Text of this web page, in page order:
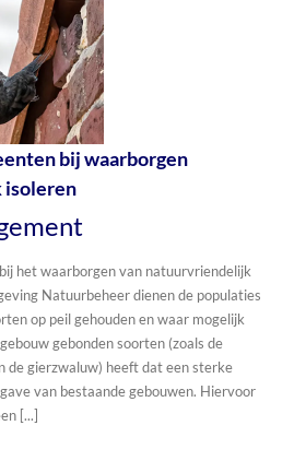
bij waarborgen
het waarborgen van natuurvriendelijk
Natuurbeheer dienen de populaties
op peil gehouden en waar mogelijk
gebonden soorten (zoals de
de gierzwaluw) heeft dat een sterke
van bestaande gebouwen. Hiervoor
[...]